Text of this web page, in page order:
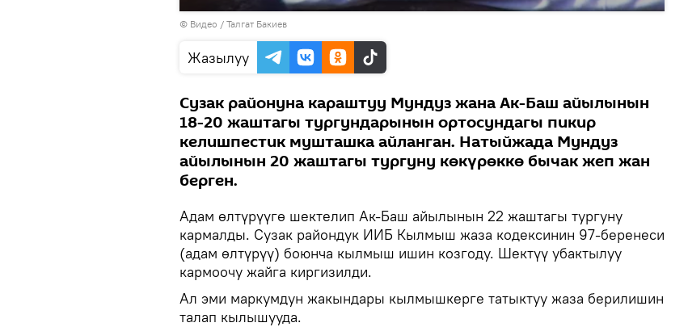
Видеону
көрсөтүү
© Видео / Талгат Бакиев
Жазылуу
Сузак районуна караштуу Мундуз жана Ак-Баш айылынын
18-20 жаштагы тургундарынын ортосундагы пикир
келишпестик мушташка айланган. Натыйжада Мундуз
айылынын 20 жаштагы тургуну көкүрөккө бычак жеп жан
берген.
Адам өлтүрүүгө шектелип Ак-Баш айылынын 22 жаштагы тургуну
кармалды. Сузак райондук ИИБ Кылмыш жаза кодексинин 97-беренеси
(адам өлтүрүү) боюнча кылмыш ишин козгоду. Шектүү убактылуу
кармоочу жайга киргизилди.
Ал эми маркумдун жакындары кылмышкерге татыктуу жаза берилишин
талап кылышууда.